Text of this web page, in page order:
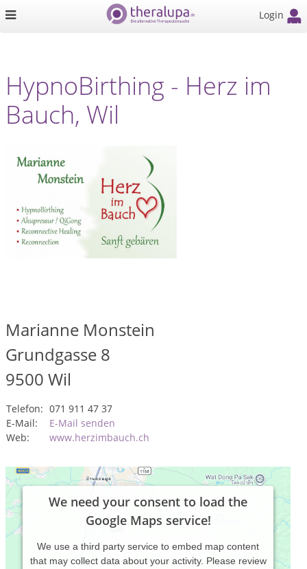
Login
HypnoBirthing - Herz im
Bauch, Wil
Marianne Monstein
Grundgasse 8
9500 Wil
Telefon: 071 911 47 37
E-Mail:
E-Mail senden
Web:
www.herzimbauch.ch
We need your consent to load the
Google Maps service!
We use a third party service to embed map content
that may collect data about your activity. Please review